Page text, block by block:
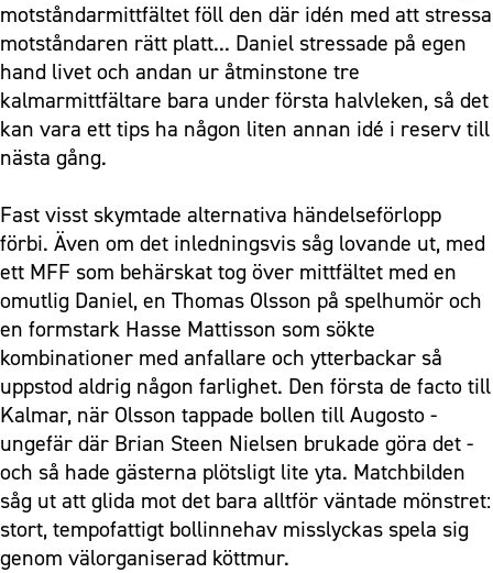
motståndarmittfältet föll den där idén med att stressa
motståndaren rätt platt... Daniel stressade på egen
hand livet och andan ur åtminstone tre
kalmarmittfältare bara under första halvleken, så det
kan vara ett tips ha någon liten annan idé i reserv till
nästa gång.
Fast visst skymtade alternativa händelseförlopp
förbi. Även om det inledningsvis såg lovande ut, med
ett MFF som behärskat tog över mittfältet med en
omutlig Daniel, en Thomas Olsson på spelhumör och
en formstark Hasse Mattisson som sökte
kombinationer med anfallare och ytterbackar så
uppstod aldrig någon farlighet. Den första de facto till
Kalmar, när Olsson tappade bollen till Augosto -
ungefär där Brian Steen Nielsen brukade göra det -
och så hade gästerna plötsligt lite yta. Matchbilden
såg ut att glida mot det bara alltför väntade mönstret:
stort, tempofattigt bollinnehav misslyckas spela sig
genom välorganiserad köttmur.